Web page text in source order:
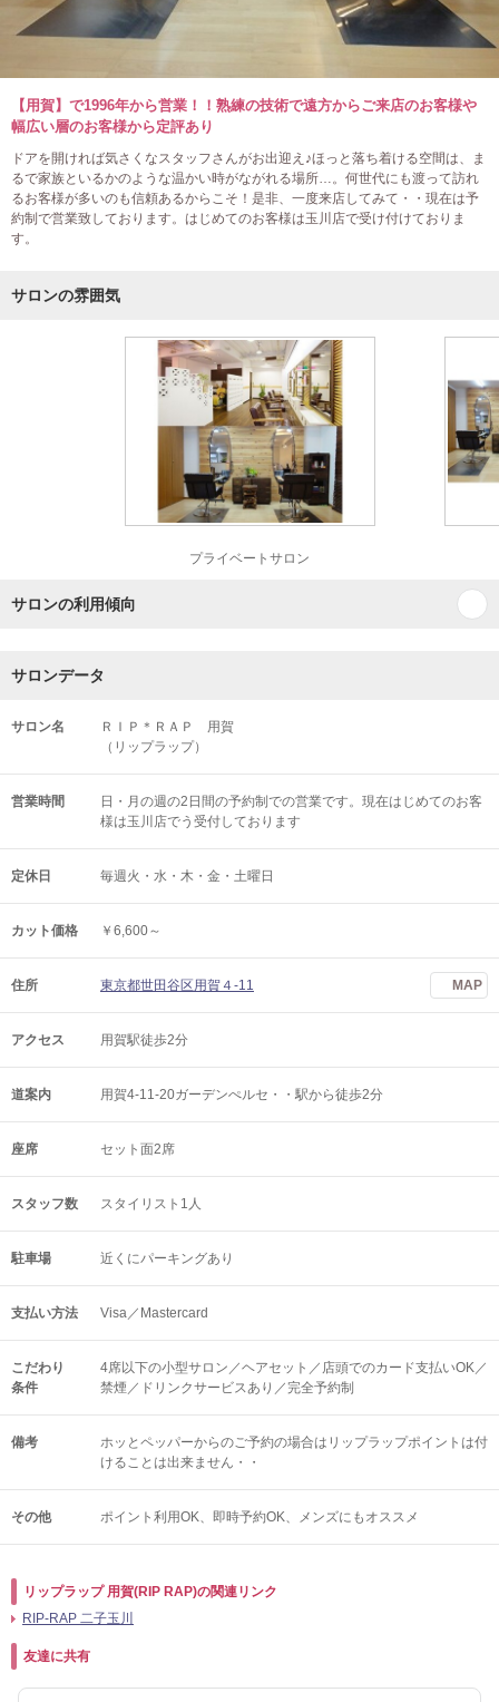
【用賀】で1996年から営業！！熟練の技術で遠方からご来店のお客様や
幅広い層のお客様から定評あり
ドアを開ければ気さくなスタッフさんがお出迎え♪ほっと落ち着ける空間は、ま
るで家族といるかのような温かい時がながれる場所…。何世代にも渡って訪れ
るお客様が多いのも信頼あるからこそ！是非、一度来店してみて・・現在は予
約制で営業致しております。はじめてのお客様は玉川店で受け付けておりま
す。
サロンの雰囲気
プライベートサロン
サロンの利用傾向
サロンデータ
サロン名
ＲＩＰ＊ＲＡＰ 用賀
（リップラップ）
営業時間
日・月の週の2日間の予約制での営業です。現在はじめてのお客
様は玉川店でう受付しております
定休日 毎週火・水・木・金・土曜日
カット価格 ￥6,600～
住所 東京都世田谷区用賀４-11 MAP
アクセス 用賀駅徒歩2分
道案内 用賀4-11-20ガーデンぺルセ・・駅から徒歩2分
座席 セット面2席
スタッフ数 スタイリスト1人
駐車場 近くにパーキングあり
支払い方法 Visa／Mastercard
こだわり
条件
4席以下の小型サロン／ヘアセット／店頭でのカード支払いOK／
禁煙／ドリンクサービスあり／完全予約制
備考
ホッとペッパーからのご予約の場合はリップラップポイントは付
けることは出来ません・・
その他 ポイント利用OK 即時予約OK メンズにもオススメ
リップラップ 用賀(RIP RAP)の関連リンク
RIP‐RAP 二子玉川
友達に共有